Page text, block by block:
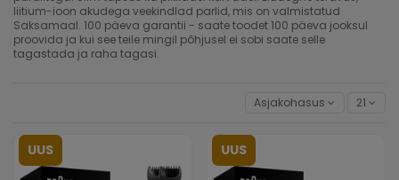
liitium-ioon akudega veekindlad parlid, mis on valmistatud
Saksamaal. 100 päeva garantii - saate toodet 100 päeva jooksul
proovida ja kui see teile mingil põhjusel ei sobi saate selle
tagastada ja raha tagasi.
Asjakohasus 21
UUS UUS